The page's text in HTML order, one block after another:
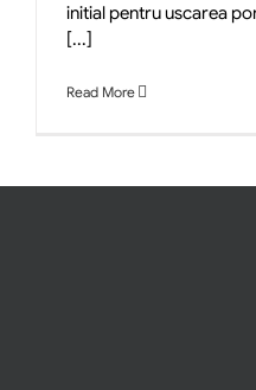
initial pentru uscarea
[...]
Read More